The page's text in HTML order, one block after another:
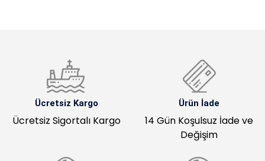
Ücretsiz Kargo
Ücretsiz Sigortalı Kargo
Ürün İade
14 Gün Koşulsuz İade ve
Değişim